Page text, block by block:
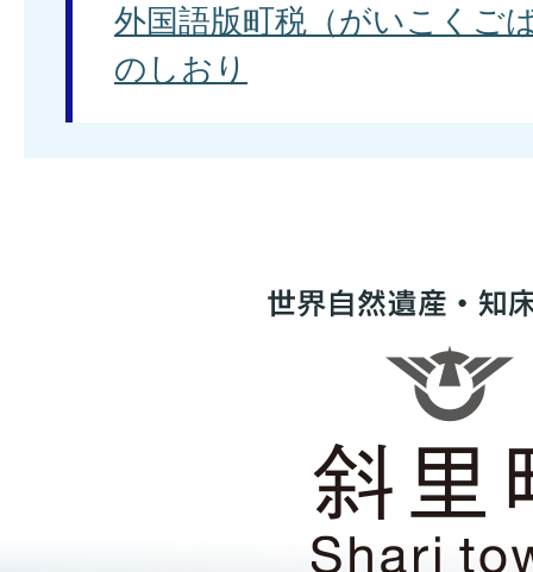
外国語版町税（がいこくご
のしおり
世
産・